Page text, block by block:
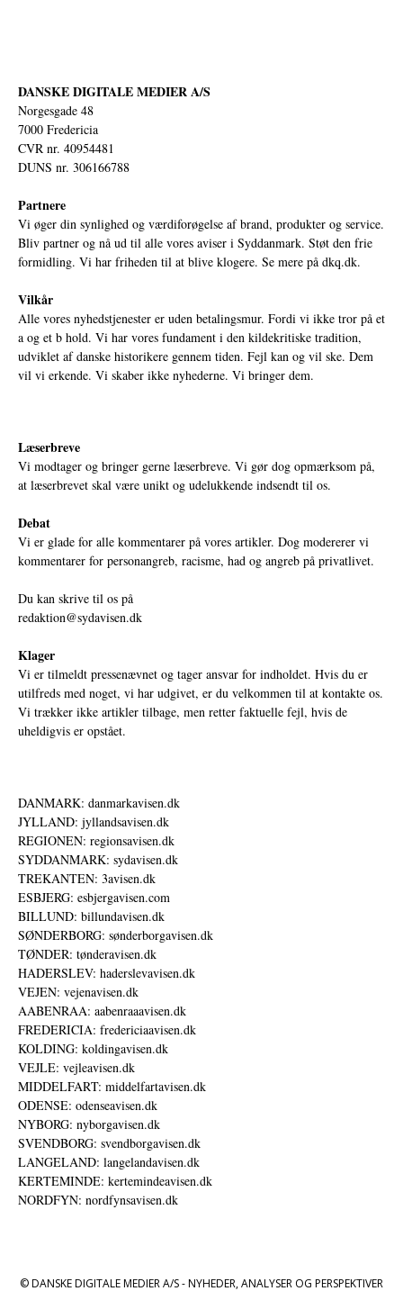
DANSKE DIGITALE MEDIER A/S
Norgesgade 48
7000 Fredericia
CVR nr. 40954481
DUNS nr. 306166788
Partnere
Vi øger din synlighed og værdiforøgelse af brand, produkter og service.
Bliv partner og nå ud til alle vores aviser i Syddanmark. Støt den frie
formidling. Vi har friheden til at blive klogere. Se mere på dkq.dk.
Vilkår
Alle vores nyhedstjenester er uden betalingsmur. Fordi vi ikke tror på et
a og et b hold. Vi har vores fundament i den kildekritiske tradition,
udviklet af danske historikere gennem tiden. Fejl kan og vil ske. Dem
vil vi erkende. Vi skaber ikke nyhederne. Vi bringer dem.
Læserbreve
Vi modtager og bringer gerne læserbreve. Vi gør dog opmærksom på,
at læserbrevet skal være unikt og udelukkende indsendt til os.
Debat
Vi er glade for alle kommentarer på vores artikler. Dog modererer vi
kommentarer for personangreb, racisme, had og angreb på privatlivet.
Du kan skrive til os på
redaktion@sydavisen.dk
Klager
Vi er tilmeldt pressenævnet og tager ansvar for indholdet. Hvis du er
utilfreds med noget, vi har udgivet, er du velkommen til at kontakte os.
Vi trækker ikke artikler tilbage, men retter faktuelle fejl, hvis de
uheldigvis er opstået.
DANMARK: danmarkavisen.dk
JYLLAND: jyllandsavisen.dk
REGIONEN: regionsavisen.dk
SYDDANMARK: sydavisen.dk
TREKANTEN: 3avisen.dk
ESBJERG: esbjergavisen.com
BILLUND: billundavisen.dk
SØNDERBORG: sønderborgavisen.dk
TØNDER: tønderavisen.dk
HADERSLEV: haderslevavisen.dk
VEJEN: vejenavisen.dk
AABENRAA: aabenraaavisen.dk
FREDERICIA: fredericiaavisen.dk
KOLDING: koldingavisen.dk
VEJLE: vejleavisen.dk
MIDDELFART: middelfartavisen.dk
ODENSE: odenseavisen.dk
NYBORG: nyborgavisen.dk
SVENDBORG: svendborgavisen.dk
LANGELAND: langelandavisen.dk
KERTEMINDE: kertemindeavisen.dk
NORDFYN: nordfynsavisen.dk
© DANSKE DIGITALE MEDIER A/S - NYHEDER, ANALYSER OG PERSPEKTIVER